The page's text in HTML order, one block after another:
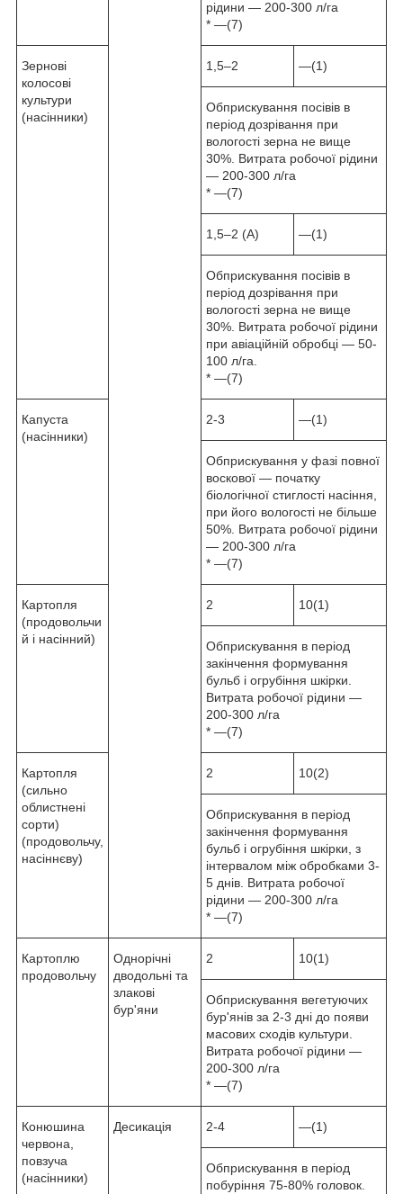
рідини — 200-300 л/га
* —(7)
Зернові
колосові
культури
(насінники)
1,5–2 —(1)
Обприскування посівів в
період дозрівання при
вологості зерна не вище
30%. Витрата робочої рідини
— 200-300 л/га
* —(7)
1,5–2 (А) —(1)
Обприскування посівів в
період дозрівання при
вологості зерна не вище
30%. Витрата робочої рідини
при авіаційній обробці — 50-
100 л/га.
* —(7)
Капуста
(насінники)
2-3 —(1)
Обприскування у фазі повної
воскової — початку
біологічної стиглості насіння,
при його вологості не більше
50%. Витрата робочої рідини
— 200-300 л/га
* —(7)
Картопля
(продовольчи
й і насінний)
2 10(1)
Обприскування в період
закінчення формування
бульб і огрубіння шкірки.
Витрата робочої рідини —
200-300 л/га
* —(7)
Картопля
(сильно
облистнені
сорти)
(продовольчу,
насіннєву)
2 10(2)
Обприскування в період
закінчення формування
бульб і огрубіння шкірки, з
інтервалом між обробками 3-
5 днів. Витрата робочої
рідини — 200-300 л/га
* —(7)
Картоплю
продовольчу
Однорічні
дводольні та
злакові
бур'яни
2 10(1)
Обприскування вегетуючих
бур'янів за 2-3 дні до появи
масових сходів культури.
Витрата робочої рідини —
200-300 л/га
* —(7)
Конюшина
червона,
повзуча
(насінники)
Десикація 2-4 —(1)
Обприскування в період
побуріння 75-80% головок.